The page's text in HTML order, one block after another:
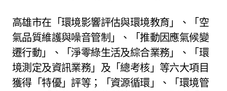
高雄市在「環境影響評估與環境教育」、「空
氣品質維護與噪音管制」、「推動因應氣候變
遷行動」、「淨零綠生活及綜合業務」、「環
境測定及資訊業務」及「總考核」等六大項目
獲得「特優」評等；「資源循環」、「環境管